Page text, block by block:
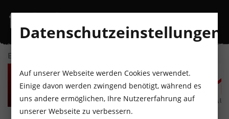
EVENTKALENDER
MO
10
AUGUST
DI
11
AUGUST
MI
12
AUGUST
DO
13
AUGUST
FR
14
AUGUST
Datenschutzeinstellungen
Auf unserer Webseite werden Cookies verwendet.
Einige davon werden zwingend benötigt, während es
uns andere ermöglichen, Ihre Nutzererfahrung auf
unserer Webseite zu verbessern.